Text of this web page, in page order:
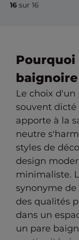
16 sur 16
Pourquoi
Le choix
souvent
apporte à la
neutre
styles de
design
minimaliste.
synonyme
des qualités
dans un
un pare